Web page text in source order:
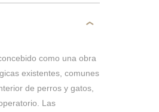
como una obra
existentes, comunes
de perros y gatos,
Las